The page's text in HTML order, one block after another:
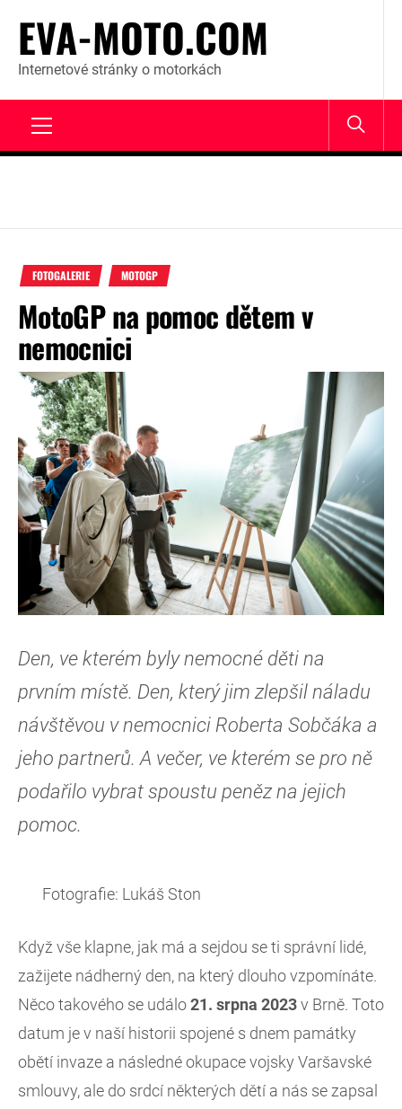
content
EVA-MOTO.COM
Internetové stránky o motorkách
FOTOGALERIE MOTOGP
MotoGP na pomoc dětem v
nemocnici
Den, ve kterém byly nemocné děti na
prvním místě. Den, který jim zlepšil náladu
návštěvou v nemocnici Roberta Sobčáka a
jeho partnerů. A večer, ve kterém se pro ně
podařilo vybrat spoustu peněz na jejich
pomoc.
Fotografie: Lukáš Ston
Když vše klapne, jak má a sejdou se ti správní lidé,
zažijete nádherný den, na který dlouho vzpomínáte.
Něco takového se událo21. srpna 2023v Brně. Toto
datum je v naší historii spojené s dnem památky
obětí invaze a následné okupace vojsky Varšavské
smlouvy, ale do srdcí některých dětí a nás se zapsal